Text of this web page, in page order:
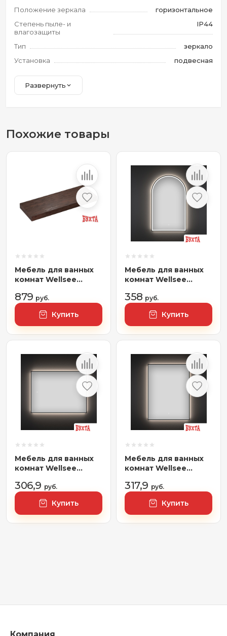
Положение зеркала
горизонтальное
Степень пыле- и
влагозащиты
IP44
Тип
зеркало
Установка
подвесная
Развернуть
Похожие товары
Мебель для ванных
комнат Wellsee
162016000, 140 см
(столешница)
879 руб.
Купить
Мебель для ванных
комнат Wellsee
фронтальной LED-
подсветкой 7 Rays'
Spectrum 172201720,
40 х 70 см (с
сенсором и
яркости освещения)
358 руб.
Купить
Мебель для ванных
комнат Wellsee
LED-подсветкой 7
Rays' Spectrum
172200830, 60 х 50 см
(с сенсором и
регулировкой
306,9 руб.
Купить
Мебель для ванных
комнат Wellsee
LED-подсветкой 7
Rays' Spectrum
172200860, 50 х 70 см
(с сенсором и
регулировкой
317,9 руб.
Купить